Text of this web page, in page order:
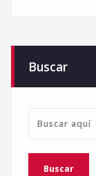
Buscar